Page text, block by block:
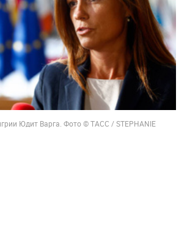
Юдит Варга. Фото © ТАСС / STEPHANIE